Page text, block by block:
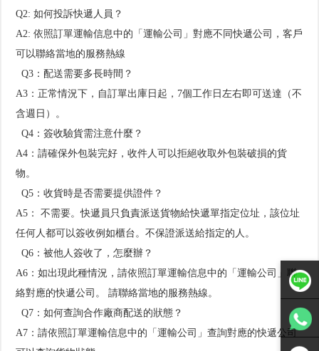
Q2: 如何投訴快遞人員？
A2: 依照訂單運輸信息中的「運輸公司」對應不同快遞公司，客戶
可以聯絡當地的服務熱線
Q3：配送需要多長時間？
A3：正常情況下，自訂單出庫日起，7個工作日左右即可送達（不
含週日）。
Q4：簽收驗貨需注意什麼？
A4：請確保外包裝完好，收件人可以拒絕收取外包裝破損的貨
物。
Q5：收貨時是否需要提供證件？
A5： 不需要。快遞員只負責派送貨物給快遞單指定位址，該位址
任何人都可以簽收例如櫃台。不保證派送給指定的人。
Q6：被他人簽收了，怎麼辦？
A6：如出現此種情況，請依照訂單運輸信息中的「運輸公司」聯
絡對應的快遞公司。 請聯絡當地的服務熱線。
Q7：如何查詢合作廠商配送的狀態？
A7：請依照訂單運輸信息中的「運輸公司」查詢對應的快遞公司
Line聯絡